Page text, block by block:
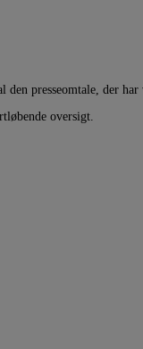
den presseomtale, der
oversigt.